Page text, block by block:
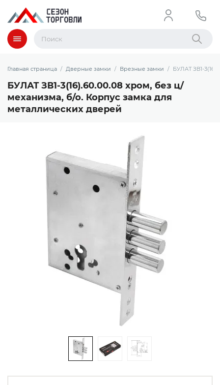
Меню Найти
Главная страница Дверные замки Врезные замки БУЛАТ ЗВ1-
БУЛАТ ЗВ1-3(16).60.00.08 хром, без ц/
механизма, б/о. Корпус замка для
металлических дверей